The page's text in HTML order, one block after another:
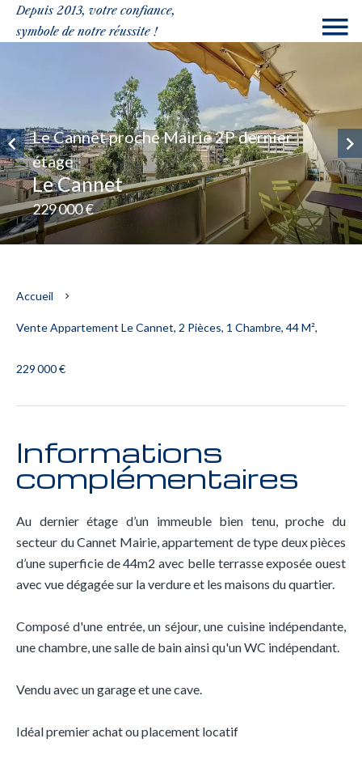
Depuis 2013, votre confiance,
symbole de notre réussite !
Le Cannet proche Mairie 2P dernier
étage
Le Cannet
229 000 €
Accueil
Vente Appartement Le Cannet, 2 Pièces, 1 Chambre, 44 M²,
229 000 €
Informations
complémentaires
Au dernier étage d’un immeuble bien tenu, proche du
secteur du Cannet Mairie, appartement de type deux pièces
d’une superficie de 44m2 avec belle terrasse exposée ouest
avec vue dégagée sur la verdure et les maisons du quartier.
Composé d'une entrée, un séjour, une cuisine indépendante,
une chambre, une salle de bain ainsi qu'un WC indépendant.
Vendu avec un garage et une cave.
Idéal premier achat ou placement locatif